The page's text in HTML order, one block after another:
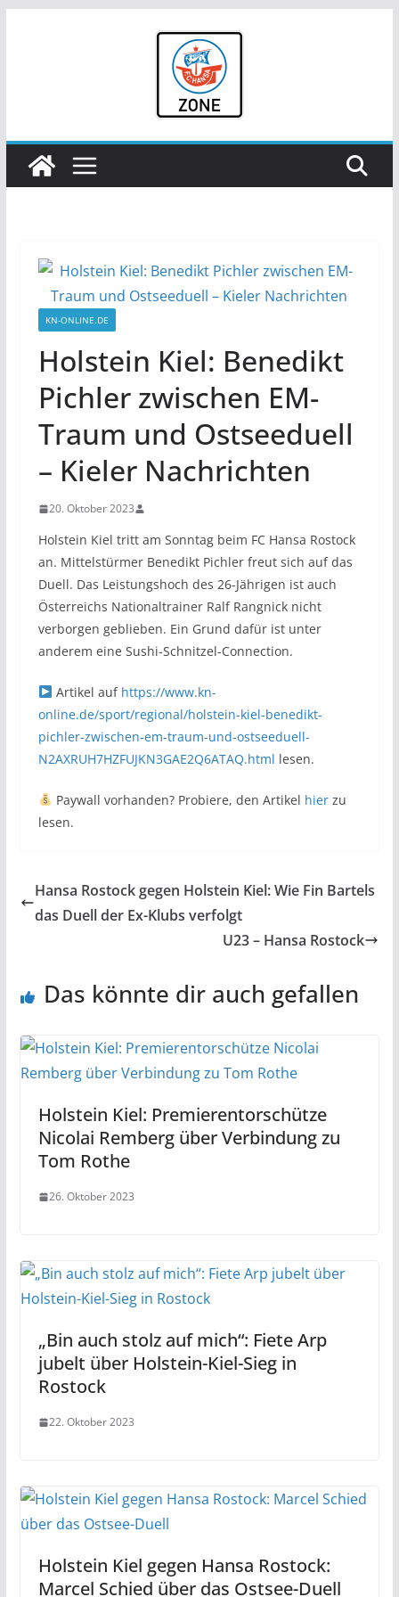
KN-ONLINE.DE
Holstein Kiel: Benedikt
Pichler zwischen EM-
Traum und Ostseeduell
– Kieler Nachrichten
20. Oktober 2023
Holstein Kiel tritt am Sonntag beim FC Hansa Rostock
an. Mittelstürmer Benedikt Pichler freut sich auf das
Duell. Das Leistungshoch des 26-Jährigen ist auch
Österreichs Nationaltrainer Ralf Rangnick nicht
verborgen geblieben. Ein Grund dafür ist unter
anderem eine Sushi-Schnitzel-Connection.
Artikel auf https://www.kn-
online.de/sport/regional/holstein-kiel-benedikt-
pichler-zwischen-em-traum-und-ostseeduell-
N2AXRUH7HZFUJKN3GAE2Q6ATAQ.html lesen.
Paywall vorhanden? Probiere, den Artikel hierzu
lesen.
Hansa Rostock gegen Holstein Kiel: Wie Fin Bartels
das Duell der Ex-Klubs verfolgt
U23 – Hansa Rostock
Das könnte dir auch gefallen
Holstein Kiel: Premierentorschütze
Nicolai Remberg über Verbindung zu
Tom Rothe
26. Oktober 2023
„Bin auch stolz auf mich“: Fiete Arp
jubelt über Holstein-Kiel-Sieg in
Rostock
22. Oktober 2023
Holstein Kiel gegen Hansa Rostock:
Marcel Schied über das Ostsee-Duell